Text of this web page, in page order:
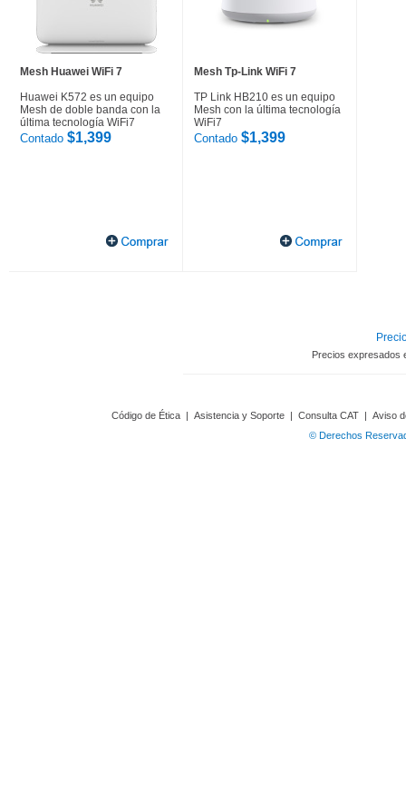
Mesh Huawei WiFi 7
Huawei K572 es un equipo
Mesh de doble banda con la
última tecnología WiFi7
Contado $1,399
Mesh Tp-Link WiFi 7
TP Link HB210 es un equipo
Mesh con la última tecnología
WiFi7
Contado $1,399
Precios expresados
Código de Ética | Asistencia y Soporte | Consulta CAT | Aviso
© Derechos